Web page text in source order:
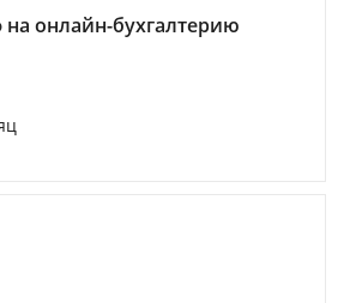
онлайн-бухгалтерию